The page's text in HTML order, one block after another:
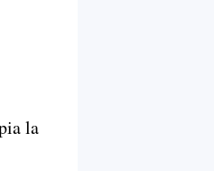
la